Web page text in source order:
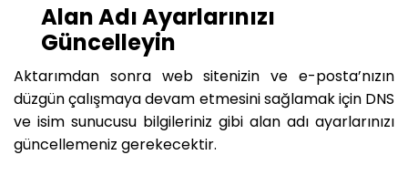
Alan Adı Ayarlarınızı
Güncelleyin
Aktarımdan sonra web sitenizin ve e-posta’nızın
düzgün çalışmaya devam etmesini sağlamak için DNS
ve isim sunucusu bilgileriniz gibi alan adı ayarlarınızı
güncellemeniz gerekecektir.